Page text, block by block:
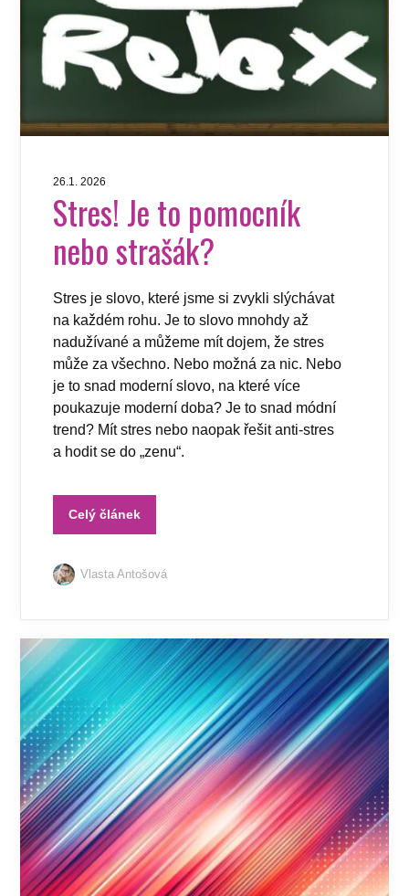
26.1. 2026
Stres! Je to pomocník
nebo strašák?
Stres je slovo, které jsme si zvykli slýchávat
na každém rohu. Je to slovo mnohdy až
nadužívané a můžeme mít dojem, že stres
může za všechno. Nebo možná za nic. Nebo
je to snad moderní slovo, na které více
poukazuje moderní doba? Je to snad módní
trend? Mít stres nebo naopak řešit anti-stres
a hodit se do „zenu“.
Celý článek
Vlasta Antošová